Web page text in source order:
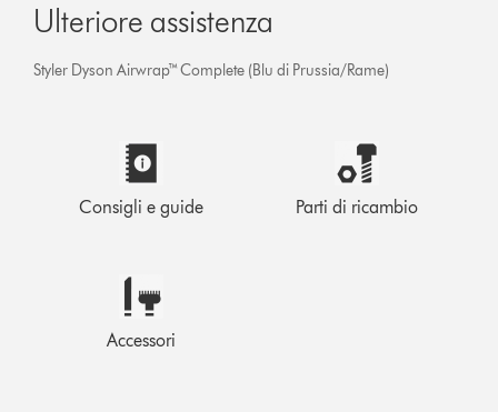
Ulteriore assistenza
Styler Dyson Airwrap™ Complete (Blu di Prussia/Rame)
Consigli e guide Parti di ricambio
Accessori